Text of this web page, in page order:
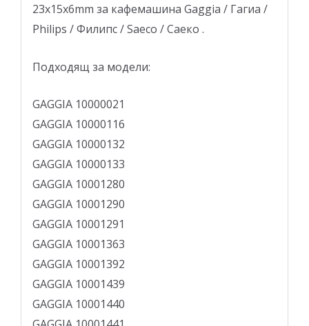
23x15x6mm за кафемашина Gaggia / Гагиа /
Philips / Филипс / Saeco / Саеко .
Подходящ за модели:
GAGGIA 10000021
GAGGIA 10000116
GAGGIA 10000132
GAGGIA 10000133
GAGGIA 10001280
GAGGIA 10001290
GAGGIA 10001291
GAGGIA 10001363
GAGGIA 10001392
GAGGIA 10001439
GAGGIA 10001440